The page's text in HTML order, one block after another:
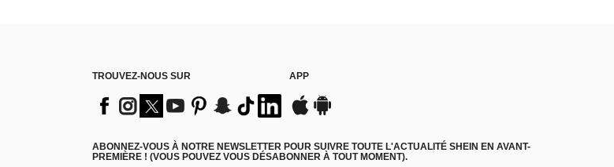
TROUVEZ-NOUS SUR APP
ABONNEZ-VOUS À NOTRE NEWSLETTER POUR SUIVRE TOUTE L'ACTUALITÉ SHEIN EN AVANT-
PREMIÈRE ! (VOUS POUVEZ VOUS DÉSABONNER À TOUT MOMENT).